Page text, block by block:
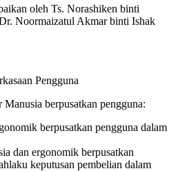
oleh Ts. Norashiken binti
Noormaizatul Akmar binti Ishak
Pengguna
berpusatkan pengguna:
berpusatkan pengguna dalam
dan ergonomik berpusatkan
keputusan pembelian dalam